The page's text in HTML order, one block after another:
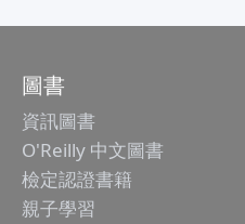
圖書
資訊圖書
O'Reilly 中文圖書
檢定認證書籍
親子學習